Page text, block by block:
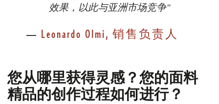
效果，以此与亚洲市场竞争"
Leonardo Olmi, 销售负责人
您从哪里获得灵感？您的面料
精品的创作过程如何进行？